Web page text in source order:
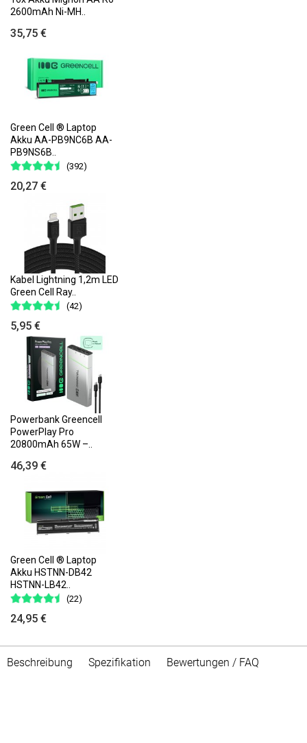
2600mAh Ni-MH..
35,75 €
Green Cell ® Laptop
Akku AA-PB9NC6B AA-
PB9NS6B..
(392)
20,27 €
Kabel Lightning 1,2m LED
Green Cell Ray..
(42)
5,95 €
Powerbank Greencell
PowerPlay Pro
20800mAh 65W –..
46,39 €
Green Cell ® Laptop
Akku HSTNN-DB42
HSTNN-LB42..
(22)
24,95 €
Beschreibung Spezifikation Bewertungen / FAQ